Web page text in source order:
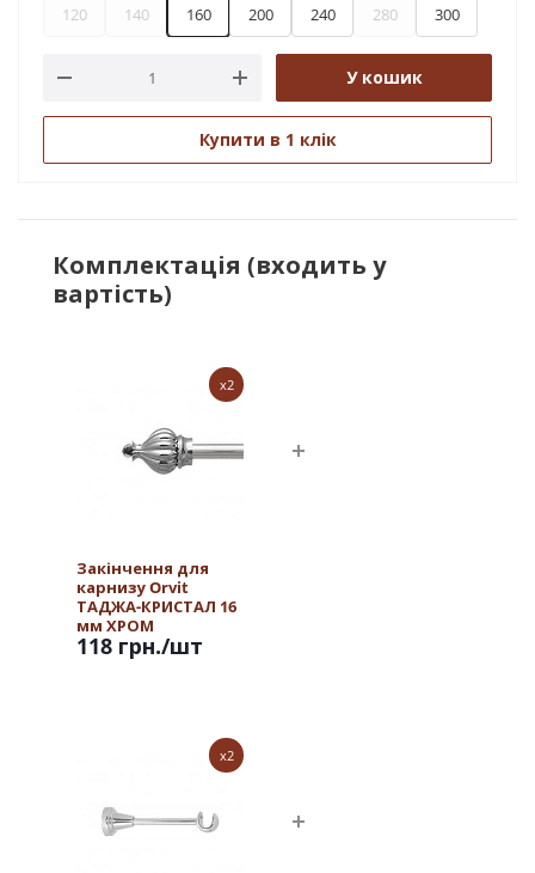
120 140 160 200 240 280 300
У кошик
Купити в 1 клік
Комплектація (входить у
вартість)
x2
Закінчення для
карнизу Orvit
ТАДЖА-КРИСТАЛ 16
мм ХРОМ
118 грн./шт
x2